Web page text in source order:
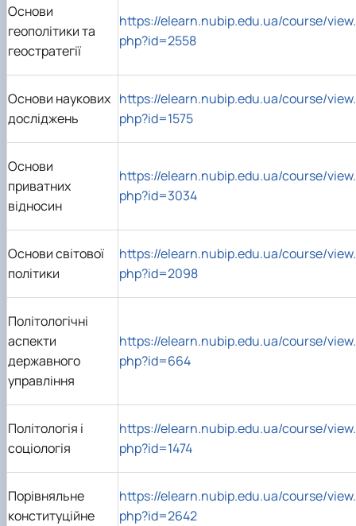
Основи
геополітики та
геостратегії
https://elearn.nubip.edu.ua/course/view.
php?id=2558
Основи наукових
досліджень
https://elearn.nubip.edu.ua/course/view.
php?id=1575
Основи
приватних
відносин
https://elearn.nubip.edu.ua/course/view.
php?id=3034
Основи світової
політики
https://elearn.nubip.edu.ua/course/view.
php?id=2098
Політологічні
аспекти
державного
управління
https://elearn.nubip.edu.ua/course/view.
php?id=664
Політологія і
соціологія
https://elearn.nubip.edu.ua/course/view.
php?id=1474
Порівняльне
конституційне
https://elearn.nubip.edu.ua/course/view.
php?id=2642